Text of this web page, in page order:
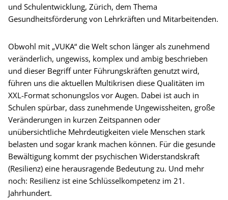
und Schulentwicklung, Zürich, dem Thema
Gesundheitsförderung von Lehrkräften und Mitarbeitenden.
Obwohl mit „VUKA“ die Welt schon länger als zunehmend
veränderlich, ungewiss, komplex und ambig beschrieben
und dieser Begriff unter Führungskräften genutzt wird,
führen uns die aktuellen Multikrisen diese Qualitäten im
XXL-Format schonungslos vor Augen. Dabei ist auch in
Schulen spürbar, dass zunehmende Ungewissheiten, große
Veränderungen in kurzen Zeitspannen oder
unübersichtliche Mehrdeutigkeiten viele Menschen stark
belasten und sogar krank machen können. Für die gesunde
Bewältigung kommt der psychischen Widerstandskraft
(Resilienz) eine herausragende Bedeutung zu. Und mehr
noch: Resilienz ist eine Schlüsselkompetenz im 21.
Jahrhundert.